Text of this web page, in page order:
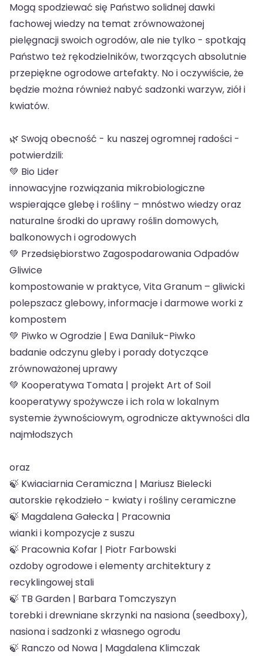
Mogą spodziewać się Państwo solidnej dawki
fachowej wiedzy na temat zrównoważonej
pielęgnacji swoich ogrodów, ale nie tylko - spotkają
Państwo też rękodzielników, tworzących absolutnie
przepiękne ogrodowe artefakty. No i oczywiście, że
będzie można również nabyć sadzonki warzyw, ziół i
kwiatów.
🌿 Swoją obecność - ku naszej ogromnej radości -
potwierdzili:
💚 Bio Lider
innowacyjne rozwiązania mikrobiologiczne
wspierające glebę i rośliny – mnóstwo wiedzy oraz
naturalne środki do uprawy roślin domowych,
balkonowych i ogrodowych
💚 Przedsiębiorstwo Zagospodarowania Odpadów
Gliwice
kompostowanie w praktyce, Vita Granum – gliwicki
polepszacz glebowy, informacje i darmowe worki z
kompostem
💚 Piwko w Ogrodzie | Ewa Daniluk-Piwko
badanie odczynu gleby i porady dotyczące
zrównoważonej uprawy
💚 Kooperatywa Tomata | projekt Art of Soil
kooperatywy spożywcze i ich rola w lokalnym
systemie żywnościowym, ogrodnicze aktywności dla
najmłodszych
oraz
🍃 Kwiaciarnia Ceramiczna | Mariusz Bielecki
autorskie rękodzieło - kwiaty i rośliny ceramiczne
🍃 Magdalena Gałecka | Pracownia
wianki i kompozycje z suszu
🍃 Pracownia Kofar | Piotr Farbowski
ozdoby ogrodowe i elementy architektury z
recyklingowej stali
🍃 TB Garden | Barbara Tomczyszyn
torebki i drewniane skrzynki na nasiona (seedboxy),
nasiona i sadzonki z własnego ogrodu
🍃 Ranczo od Nowa | Magdalena Klimczak